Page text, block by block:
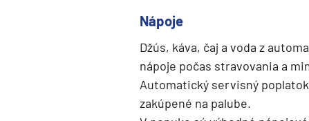
Severná Amerika
Aljaška
Kanada a Nové Anglicko
Nápoje
Džús, káva, čaj a voda z
nápoje počas stravovania a
Automatický servisný
zakúpené na palube.